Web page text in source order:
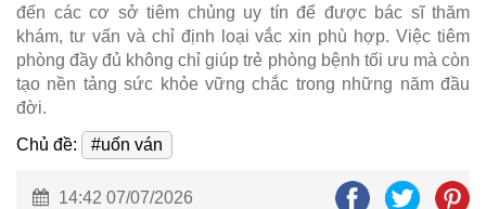
đến các cơ sở tiêm chủng uy tín để được bác sĩ thăm
khám, tư vấn và chỉ định loại vắc xin phù hợp. Việc tiêm
phòng đầy đủ không chỉ giúp trẻ phòng bệnh tối ưu mà còn
tạo nền tảng sức khỏe vững chắc trong những năm đầu
đời.
Chủ đề:
#uốn ván
14:42 07/07/2026